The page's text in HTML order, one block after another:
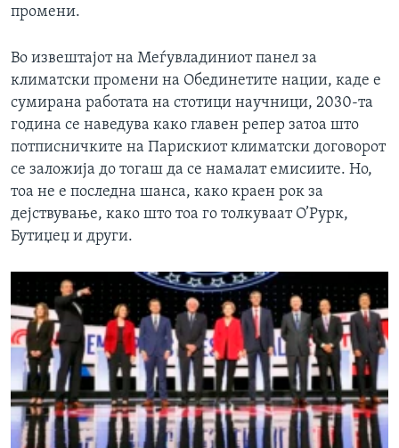
промени.
Во извештајот на Меѓувладиниот панел за
климатски промени на Обединетите нации, каде е
сумирана работата на стотици научници, 2030-та
година се наведува како главен репер затоа што
потписничките на Парискиот климатски договорот
се заложија до тогаш да се намалат емисиите. Но,
тоа не е последна шанса, како краен рок за
дејствување, како што тоа го толкуваат О’Рурк,
Бутиџеџ и други.